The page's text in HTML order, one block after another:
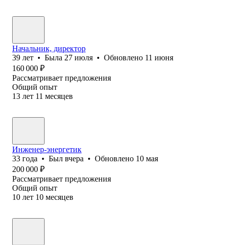
Начальник, директор
39 лет • Была 27 июля • Обновлено 11 июня
160 000 ₽
Рассматривает предложения
Общий опыт
13 лет 11 месяцев
Инженер-энергетик
33 года • Был вчера • Обновлено 10 мая
200 000 ₽
Рассматривает предложения
Общий опыт
10 лет 10 месяцев